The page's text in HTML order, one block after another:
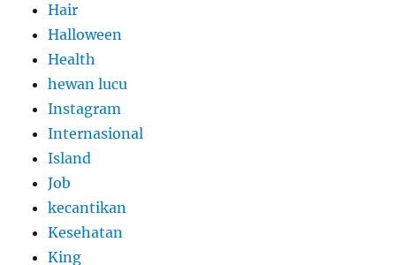
Hair
Halloween
Health
hewan lucu
Instagram
Internasional
Island
Job
kecantikan
Kesehatan
King